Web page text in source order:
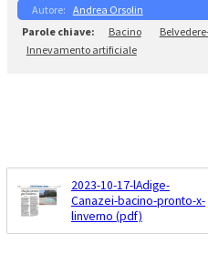
Andrea Orsolin
Bacino
Innevamento artificiale
2023-10-17-lAdige-
Canazei-bacino-pronto-x-
linverno (pdf)